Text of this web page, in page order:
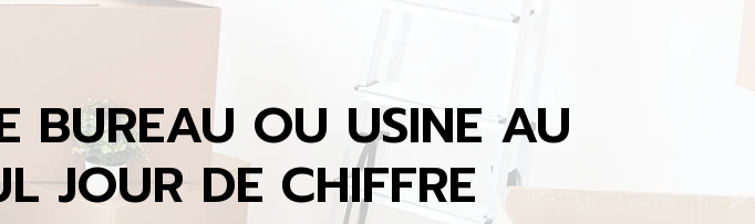
BUREAU OU USINE AU
JOUR DE CHIFFRE